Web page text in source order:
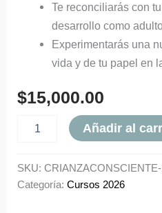
Te reconciliarás con
desarrollo como
Experimentarás una
vida y de tu papel en
$15,000.00
Añadir al
SKU:CRIANZACONSCIENTE-
Categoría:Cursos 2026